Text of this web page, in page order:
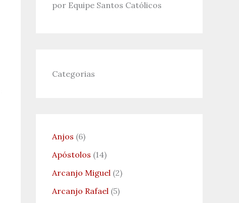
por Equipe Santos Católicos
Categorias
Anjos (6)
Apóstolos (14)
Arcanjo Miguel (2)
Arcanjo Rafael (5)